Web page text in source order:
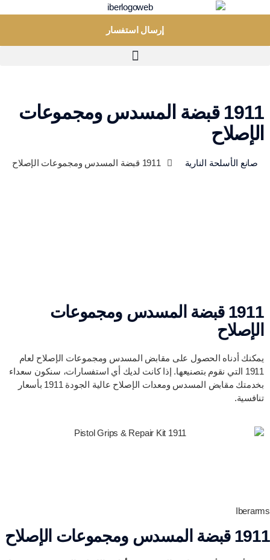
إرسال استفسار
1911 قبضة المسدس ومجموعات
الإصلاح
صانع الأسلحة النارية 1911 قبضة المسدس ومجموعات الإصلاح
1911 قبضة المسدس ومجموعات
الإصلاح
يمكنك أدناه الحصول على مقابض المسدس ومجموعات الإصلاح لعام
1911 التي نقوم بتصنيعها. إذا كانت لديك أي استفسارات، سنكون سعداء
بخدمتك مقابض المسدس ومعدات الإصلاح عالية الجودة 1911 بأسعار
تنافسية.
Iberarms
1911 قبضة المسدس ومجموعات الإصلاح